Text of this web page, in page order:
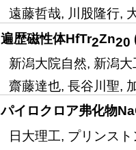
遠藤哲哉, 川股隆行,
遍歴磁性体HfTr2Zn20
新潟大院自然, 新潟大
齋藤達也, 長谷川聖,
パイロクロア弗化物
日大理工, プリンス